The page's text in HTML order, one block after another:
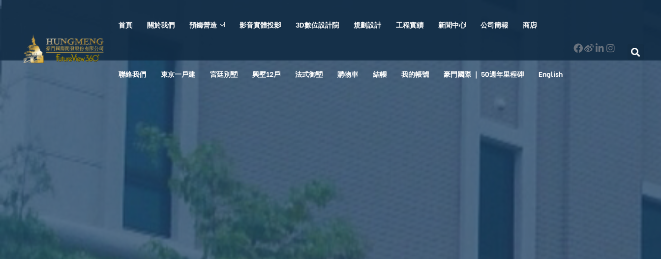
首頁 關於我們 預鑄營造 影音實體投影 3D數位設計院 規劃設計 工程實績 新聞中心 公司簡報 商店
聯絡我們 東京一戶建 宮廷別墅 興墅12戶 法式御墅 購物車 結帳 我的帳號 豪門國際 ｜ 50週年里程碑 English